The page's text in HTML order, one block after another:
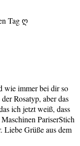
Tag ღ
wie immer bei dir so
Rosatyp, aber das
ich jetzt weiß, dass
PariserStich
Liebe Grüße aus dem